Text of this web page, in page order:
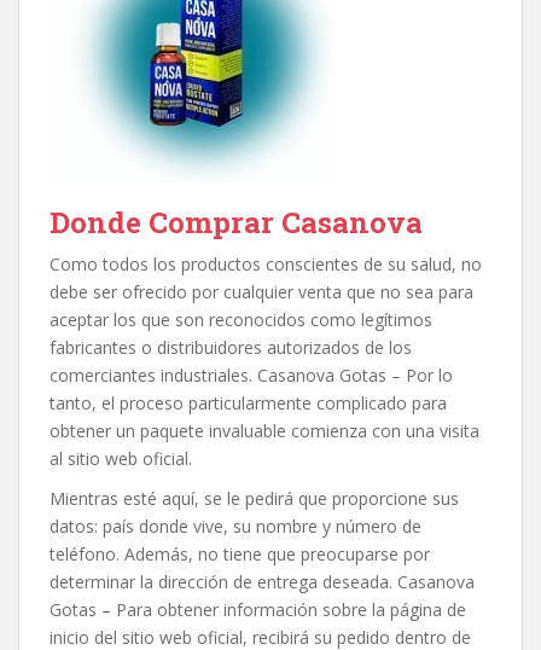
Donde Comprar Casanova
Como todos los productos conscientes de su salud, no
debe ser ofrecido por cualquier venta que no sea para
aceptar los que son reconocidos como legítimos
fabricantes o distribuidores autorizados de los
comerciantes industriales. Casanova Gotas – Por lo
tanto, el proceso particularmente complicado para
obtener un paquete invaluable comienza con una visita
al sitio web oficial.
Mientras esté aquí, se le pedirá que proporcione sus
datos: país donde vive, su nombre y número de
teléfono. Además, no tiene que preocuparse por
determinar la dirección de entrega deseada. Casanova
Gotas – Para obtener información sobre la página de
inicio del sitio web oficial, recibirá su pedido dentro de